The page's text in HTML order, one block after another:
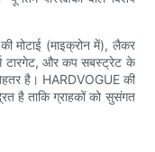
की मोटाई (माइक्रोन में), लैकर
टारगेट, और कप सबस्ट्रेट के
है। HARDVOGUE की
है ताकि ग्राहकों को सुसंगत